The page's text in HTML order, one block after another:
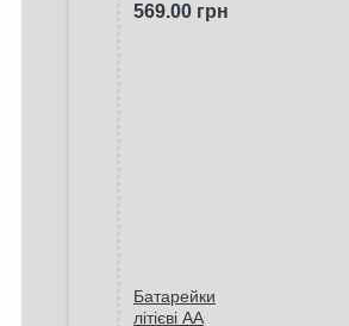
569.00 грн
Батарейки
літієві AA